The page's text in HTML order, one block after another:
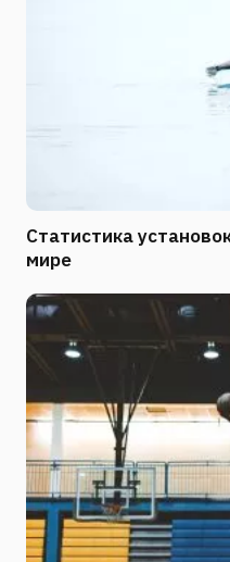
Статистика
мире